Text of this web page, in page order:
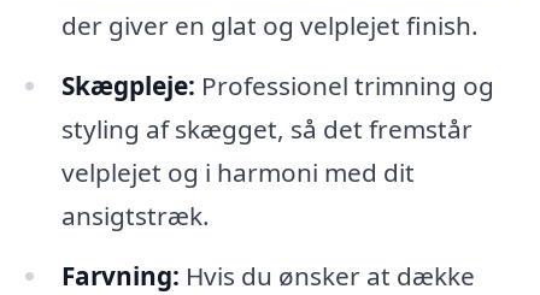
der giver en glat og velplejet finish.
Skægpleje: Professionel trimning og
styling af skægget, så det fremstår
velplejet og i harmoni med dit
ansigtstræk.
Farvning: Hvis du ønsker at dække